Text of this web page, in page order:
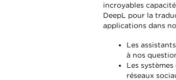
incroyables
DeepL pour la
applications dans
Les
à nos
Les
réseaux